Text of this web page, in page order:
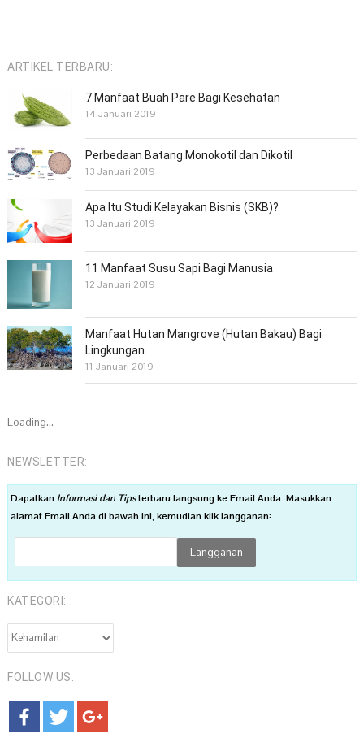
ARTIKEL TERBARU:
7 Manfaat Buah Pare Bagi Kesehatan
14 Januari 2019
Perbedaan Batang Monokotil dan Dikotil
13 Januari 2019
Apa Itu Studi Kelayakan Bisnis (SKB)?
13 Januari 2019
11 Manfaat Susu Sapi Bagi Manusia
12 Januari 2019
Manfaat Hutan Mangrove (Hutan Bakau) Bagi
Lingkungan
11 Januari 2019
Loading...
NEWSLETTER:
DapatkanInformasi dan Tipsterbaru langsung ke Email Anda. Masukkan
alamat Email Anda di bawah ini, kemudian klik langganan:
KATEGORI:
KATEGORI:
FOLLOW US: